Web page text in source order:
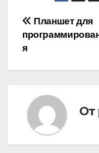
Навигация
по
записям
Планшет для
я
От